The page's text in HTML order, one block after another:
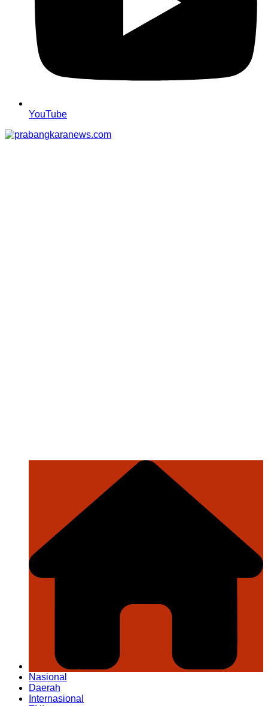
YouTube
Nasional
Daerah
Internasional